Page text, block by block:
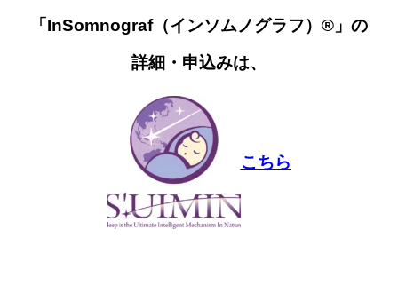
「InSomnograf（インソムノグラフ） ®」の
詳細・申込みは、
こちら